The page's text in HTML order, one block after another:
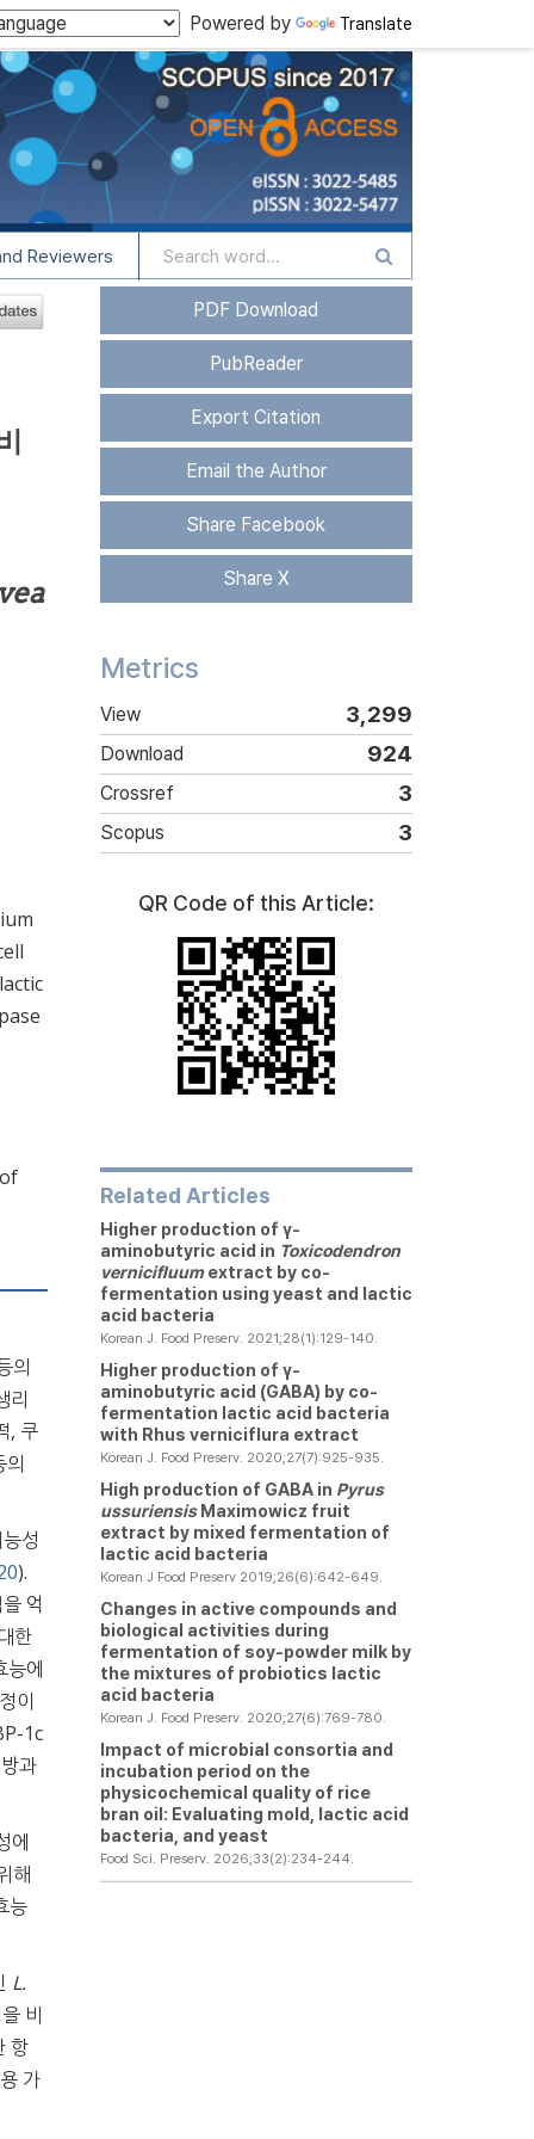
Powered by Translate
Reviewers
의
리
, 쿠
의
성
).
억
한
능에
이
1c
과
에
해
능
L.
비
항
가
PDF Download
PubReader
Export Citation
Email the Author
Share Facebook
Share X
Metrics
View 3,299
Download 924
Crossref 3
Scopus 3
QR Code of this Article:
Related Articles
Higher production of γ-
aminobutyric acid in Toxicodendron
vernicifluumextract by co-
fermentation using yeast and lactic
acid bacteria
Korean J. Food Preserv. 2021;28(1):129-140.
Higher production of γ-
aminobutyric acid (GABA) by co-
fermentation lactic acid bacteria
with Rhus verniciflura extract
Korean J. Food Preserv. 2020;27(7):925-935.
High production of GABA in Pyrus
ussuriensisMaximowicz fruit
extract by mixed fermentation of
lactic acid bacteria
Korean J Food Preserv 2019;26(6):642-649.
Changes in active compounds and
biological activities during
fermentation of soy-powder milk by
the mixtures of probiotics lactic
acid bacteria
Korean J. Food Preserv. 2020;27(6):769-780.
Impact of microbial consortia and
incubation period on the
physicochemical quality of rice
bran oil: Evaluating mold, lactic acid
bacteria, and yeast
Food Sci. Preserv. 2026;33(2):234-244.